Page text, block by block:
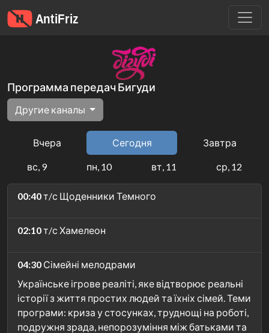
Программа передач Бигуди
Другие каналы
Вчера Сегодня Завтра
вс, 9 пн, 10 вт, 11 ср, 12
00:40т/с Щоденники Темного
02:10т/с Хамелеон
04:30 Сімейні мелодрами
Українське ігрове реаліті, яке відтворює реальні
історії з життя простих людей та їхніх сімей. Теми
програми: криза у стосунках, труднощі на роботі,
подружня зрада, непорозуміння між батьками та